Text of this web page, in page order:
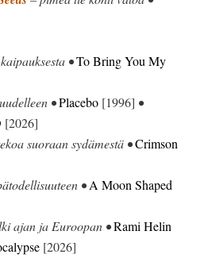
•To Bring You My
•Placebo [1996] •
[2026]
suoraan sydämestä •Crimson
•A Moon Shaped
ajan ja Euroopan •Rami Helin
[2026]